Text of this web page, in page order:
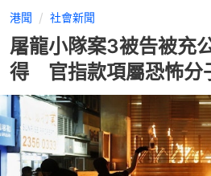
港聞 社會新聞
屠龍小隊案3被告被充
得 官指款項屬恐怖分